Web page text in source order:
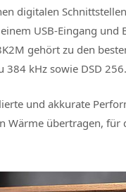
digitalen
USB-Eingang
gehört zu den
384 kHz sowie DSD 256.
und akkurate
übertragen, für